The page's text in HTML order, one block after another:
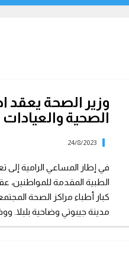
وزير الصحة يعقد
الصحية والعيادات
24/8/2023
في إطار المساعي الرامية إلى
الطبية المقدمة للمواطنين،
كبار أطباء مراكز الصحة
مدينة جيبوتي وضاحية بلبلا.